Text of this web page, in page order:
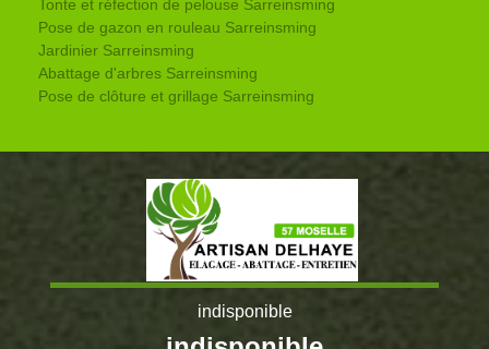
Tonte et réfection de pelouse Sarreinsming
Pose de gazon en rouleau Sarreinsming
Jardinier Sarreinsming
Abattage d'arbres Sarreinsming
Pose de clôture et grillage Sarreinsming
indisponible